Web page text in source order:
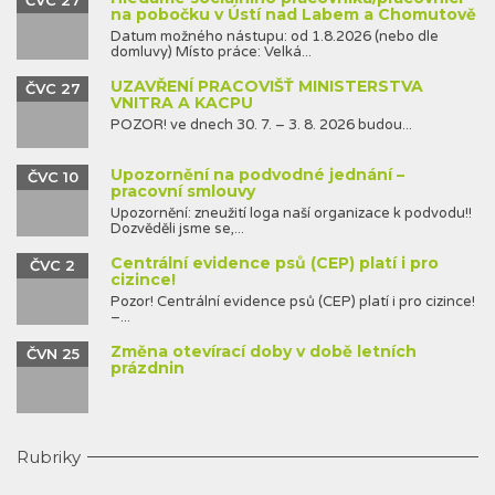
na pobočku v Ústí nad Labem a Chomutově
Datum možného nástupu: od 1.8.2026 (nebo dle
domluvy) Místo práce: Velká...
UZAVŘENÍ PRACOVIŠŤ MINISTERSTVA
VNITRA A KACPU
ČVC 27
POZOR! ve dnech 30. 7. – 3. 8. 2026 budou...
Upozornění na podvodné jednání –
pracovní smlouvy
ČVC 10
Upozornění: zneužití loga naší organizace k podvodu!!
Dozvěděli jsme se,...
Centrální evidence psů (CEP) platí i pro
cizince!
ČVC 2
Pozor! Centrální evidence psů (CEP) platí i pro cizince!
–...
Změna otevírací doby v době letních
prázdnin
ČVN 25
Rubriky